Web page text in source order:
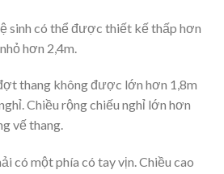
sinh có thể được thiết kế thấp hơn
hơn 2,4m.
thang không được lớn hơn 1,8m
Chiều rộng chiếu nghỉ lớn hơn
vế thang.
có một phía có tay vịn. Chiều cao